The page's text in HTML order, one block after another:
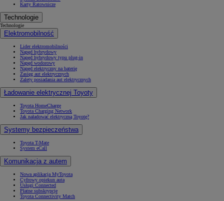
Karty Ratownicze
Technologie
Technologie
Elektromobilność
Lider elektromobilności
Napęd hybrydowy
Napęd hybrydowy typu plug-in
Napęd wodorowy
Napęd elektryczny na baterię
Zasięg aut elektrycznych
Zalety posiadania aut elektrycznych
Ładowanie elektrycznej Toyoty
Toyota HomeCharge
Toyota Charging Network
Jak naładować elektryczną Toyotę?
Systemy bezpieczeństwa
Toyota T-Mate
System eCall
Komunikacja z autem
Nowa aplikacja MyToyota
Cyfrowy opiekun auta
Usługi Connected
Płatne subskrypcje
Toyota Connectivity Match